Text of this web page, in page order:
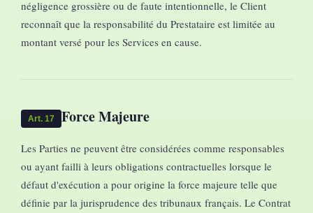
négligence grossière ou de faute intentionnelle, le Client
reconnaît que la responsabilité du Prestataire est limitée au
montant versé pour les Services en cause.
Art. 17 Force Majeure
Les Parties ne peuvent être considérées comme responsables
ou ayant failli à leurs obligations contractuelles lorsque le
défaut d'exécution a pour origine la force majeure telle que
définie par la jurisprudence des tribunaux français. Le Contrat